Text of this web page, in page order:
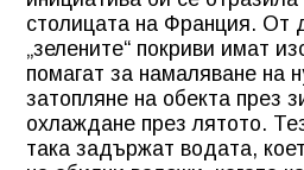
столицата на Франция. От
„зелените“ покриви имат
помагат за намаляване на
затопляне на обекта през
охлаждане през лятото.
така задържат водата,